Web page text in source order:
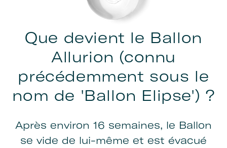
Que devient le Ballon
Allurion (connu
précédemment sous le
nom de 'Ballon Elipse') ?
Après environ 16 semaines, le Ballon
se vide de lui-même et est évacué